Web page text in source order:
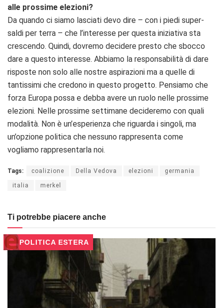
alle prossime elezioni?
Da quando ci siamo lasciati devo dire – con i piedi super-
saldi per terra – che l’interesse per questa iniziativa sta
crescendo. Quindi, dovremo decidere presto che sbocco
dare a questo interesse. Abbiamo la responsabilità di dare
risposte non solo alle nostre aspirazioni ma a quelle di
tantissimi che credono in questo progetto. Pensiamo che
forza Europa possa e debba avere un ruolo nelle prossime
elezioni. Nelle prossime settimane decideremo con quali
modalità. Non è un’esperienza che riguarda i singoli, ma
un’opzione politica che nessuno rappresenta come
vogliamo rappresentarla noi.
Tags: coalizione Della Vedova elezioni germania
italia merkel
Ti potrebbe piacere anche
POLITICA ESTERA